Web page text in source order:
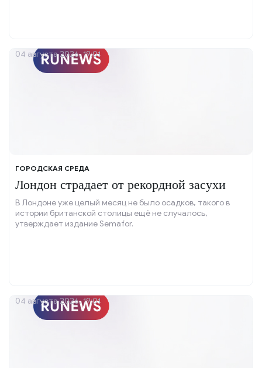
ГОРОДСКАЯ СРЕДА
Лондон страдает от рекордной засухи
В Лондоне уже целый месяц не было осадков, такого в
истории британской столицы ещё не случалось,
утверждает издание Semafor.
04 августа 2026, 19:01
04 августа 2026, 19:01